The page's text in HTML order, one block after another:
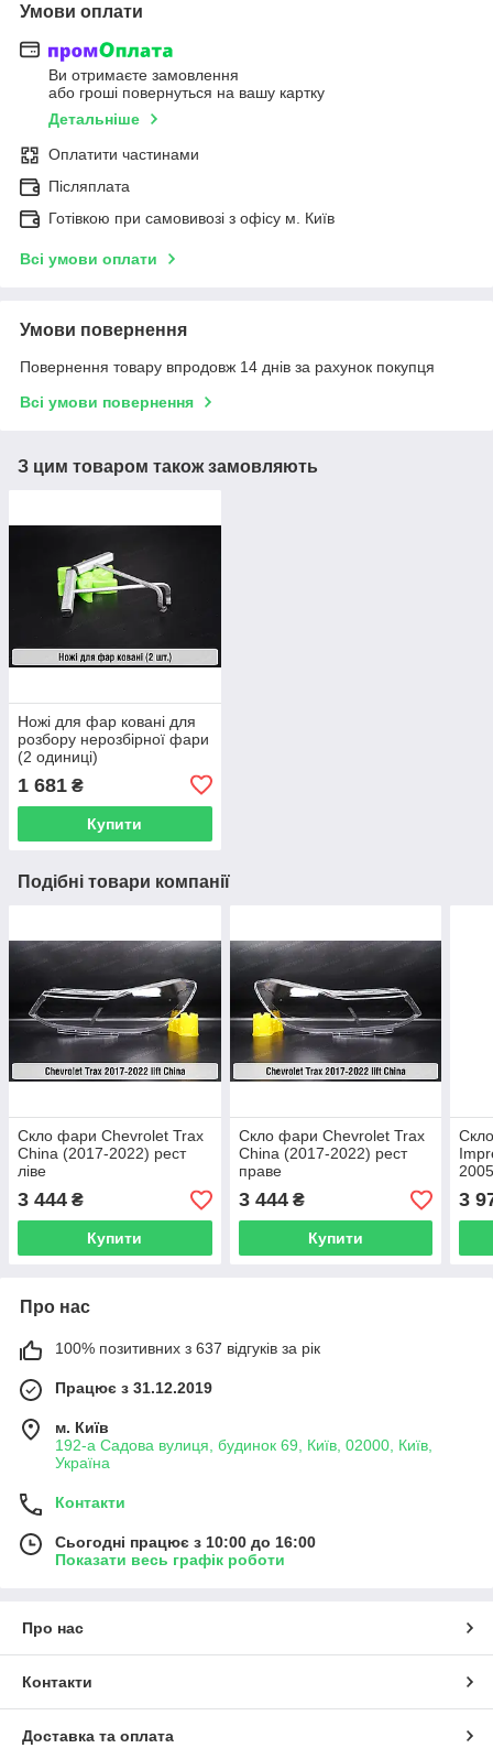
Умови оплати
Ви отримаєте замовлення
або гроші повернуться на вашу картку
Детальніше
Оплатити частинами
Післяплата
Готівкою при самовивозі з офісу м. Київ
Всі умови оплати
Умови повернення
Повернення товару впродовж 14 днів за рахунок покупця
Всі умови повернення
З цим товаром також замовляють
Ножі для фар ковані для
розбору нерозбірної фари
(2 одиниці)
1 681 ₴
Купити
Подібні товари компанії
Скло фари Chevrolet Trax
China (2017-2022) рест
ліве
3 444 ₴
Купити
Скло фари Chevrolet Trax
China (2017-2022) рест
праве
3 444₴
Купити
3
Про нас
100% позитивних з 637 відгуків за рік
Працює з 31.12.2019
м. Київ
192-а Садова вулиця, будинок 69, Київ, 02000, Київ,
Україна
Контакти
Сьогодні працює з 10:00 до 16:00
Показати весь графік роботи
Про нас
Контакти
Доставка та оплата